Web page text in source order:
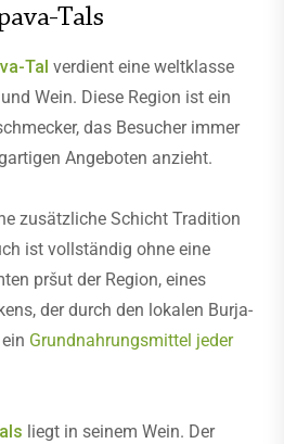
Tals
Tal verdient eine weltklasse
Wein. Diese Region ist ein
das Besucher immer
Angeboten anzieht.
zusätzliche Schicht Tradition
ist vollständig ohne eine
pršut der Region, eines
der durch den lokalen Burja-
Grundnahrungsmittel jeder
liegt in seinem Wein. Der